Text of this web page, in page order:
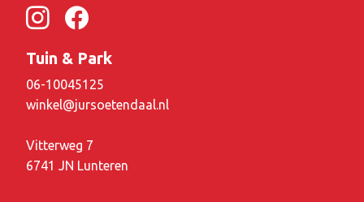
Tuin & Park
06-10045125
winkel@jursoetendaal.nl
Vitterweg 7
6741 JN Lunteren